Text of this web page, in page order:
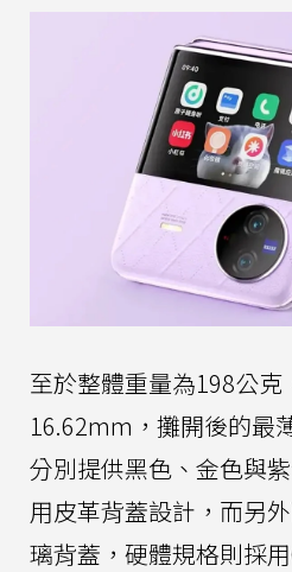
至於整體重量為198公
16.62mm，攤開後的最
分別提供黑色、金色與
用皮革背蓋設計，而另
璃背蓋，硬體規格則採